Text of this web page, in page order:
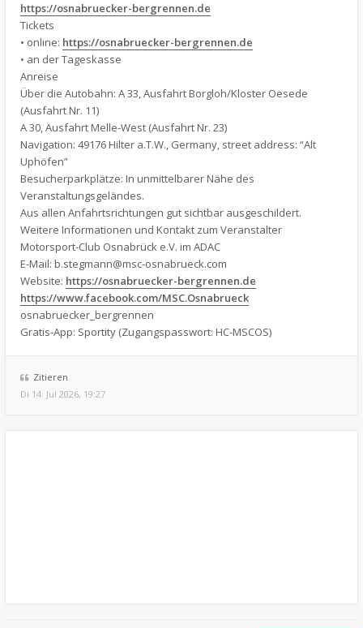
https://osnabruecker-bergrennen.de
Tickets
• online: https://osnabruecker-bergrennen.de
• an der Tageskasse
Anreise
Über die Autobahn: A 33, Ausfahrt Borgloh/Kloster Oesede
(Ausfahrt Nr. 11)
A 30, Ausfahrt Melle-West (Ausfahrt Nr. 23)
Navigation: 49176 Hilter a.T.W., Germany, street address: “Alt
Uphöfen”
Besucherparkplätze: In unmittelbarer Nähe des
Veranstaltungsgeländes.
Aus allen Anfahrtsrichtungen gut sichtbar ausgeschildert.
Weitere Informationen und Kontakt zum Veranstalter
Motorsport-Club Osnabrück e.V. im ADAC
E-Mail: b.stegmann@msc-osnabrueck.com
Website: https://osnabruecker-bergrennen.de
https://www.facebook.com/MSC.Osnabrueck
osnabruecker_bergrennen
Gratis-App: Sportity (Zugangspasswort: HC-MSCOS)
Zitieren
Di 14. Jul 2026, 19:27